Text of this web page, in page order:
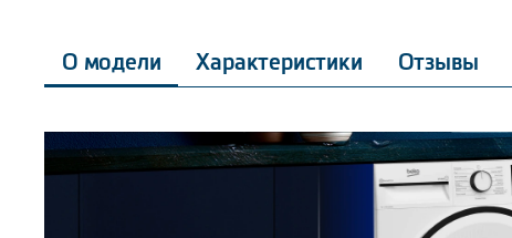
О модели Характеристики Отзывы